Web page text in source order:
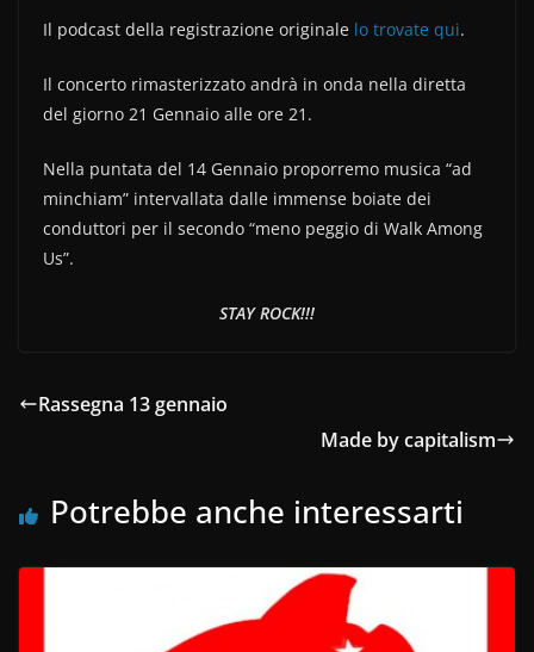
Il podcast della registrazione originale lo trovate qui.
Il concerto rimasterizzato andrà in onda nella diretta
del giorno 21 Gennaio alle ore 21.
Nella puntata del 14 Gennaio proporremo musica “ad
minchiam” intervallata dalle immense boiate dei
conduttori per il secondo “meno peggio di Walk Among
Us”.
STAY ROCK!!!
Rassegna 13 gennaio
Made by capitalism
Potrebbe anche interessarti